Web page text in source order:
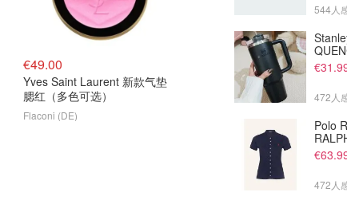
€49.00
Yves Saint Laurent 新款气垫
腮红（多色可选）
Flaconi (DE)
Dior Backstage 腮红
544人
色
472人
Polo
Polo衫
472人